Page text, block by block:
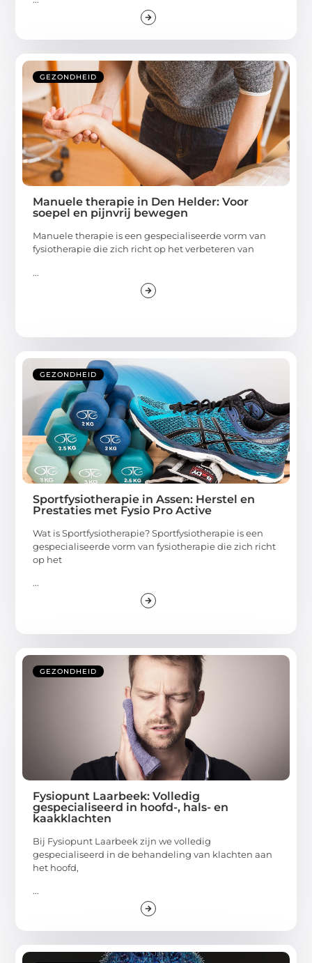
GEZONDHEID
Manuele therapie in Den Helder: Voor
soepel en pijnvrij bewegen
Manuele therapie is een gespecialiseerde vorm van
fysiotherapie die zich richt op het verbeteren van
...
GEZONDHEID
Sportfysiotherapie in Assen: Herstel en
Prestaties met Fysio Pro Active
Wat is Sportfysiotherapie? Sportfysiotherapie is een
gespecialiseerde vorm van fysiotherapie die zich richt
op het
...
GEZONDHEID
Fysiopunt Laarbeek: Volledig
gespecialiseerd in hoofd-, hals- en
kaakklachten
Bij Fysiopunt Laarbeek zijn we volledig
gespecialiseerd in de behandeling van klachten aan
het hoofd,
...